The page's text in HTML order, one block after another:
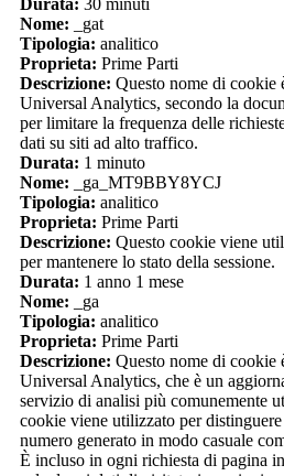
Durata: 30 minuti
Nome: _gat
Tipologia: analitico
Proprieta: Prime Parti
Descrizione: Questo nome di cookie
Universal Analytics, secondo la
per limitare la frequenza delle
dati su siti ad alto traffico.
Durata: 1 minuto
Nome: _ga_MT9BBY8YCJ
Tipologia: analitico
Proprieta: Prime Parti
Descrizione: Questo cookie viene
per mantenere lo stato della sessione.
Durata: 1 anno 1 mese
Nome: _ga
Tipologia: analitico
Proprieta: Prime Parti
Descrizione: Questo nome di cookie
Universal Analytics, che è un
servizio di analisi più comunemente
cookie viene utilizzato per
numero generato in modo casuale
È incluso in ogni richiesta di pagina